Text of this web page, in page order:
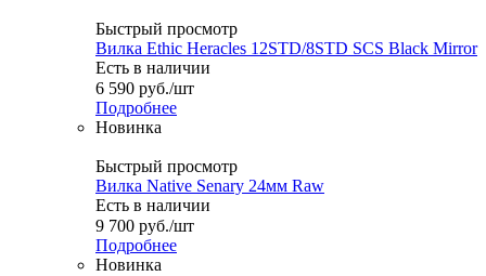
Быстрый просмотр
Вилка Ethic Heracles 12STD/8STD SCS Black Mirror
Есть в наличии
6 590 руб./шт
Подробнее
Новинка
Быстрый просмотр
Вилка Native Senary 24мм Raw
Есть в наличии
9 700 руб./шт
Подробнее
Новинка